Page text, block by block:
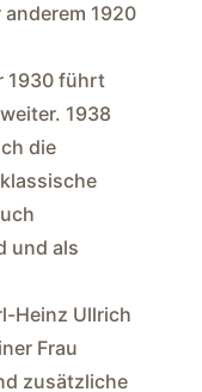
1920
1930 führt
1938
die
und als
Heinz Ullrich
Frau
zusätzliche